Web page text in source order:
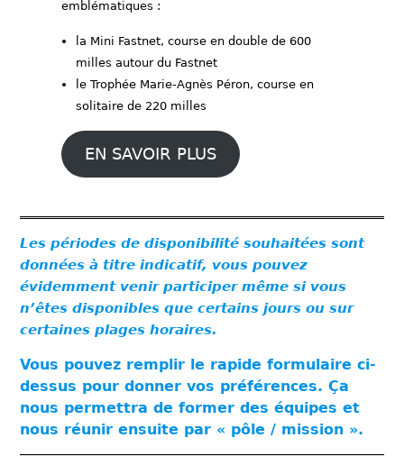
emblématiques :
la Mini Fastnet, course en double de 600
milles autour du Fastnet
le Trophée Marie-Agnès Péron, course en
solitaire de 220 milles
EN SAVOIR PLUS
Les périodes de disponibilité souhaitées sont
données à titre indicatif, vous pouvez
évidemment venir participer même si vous
n’êtes disponibles que certains jours ou sur
certaines plages horaires.
Vous pouvez remplir le rapide formulaire ci-
dessus pour donner vos préférences. Ça
nous permettra de former des équipes et
nous réunir ensuite par « pôle / mission ».